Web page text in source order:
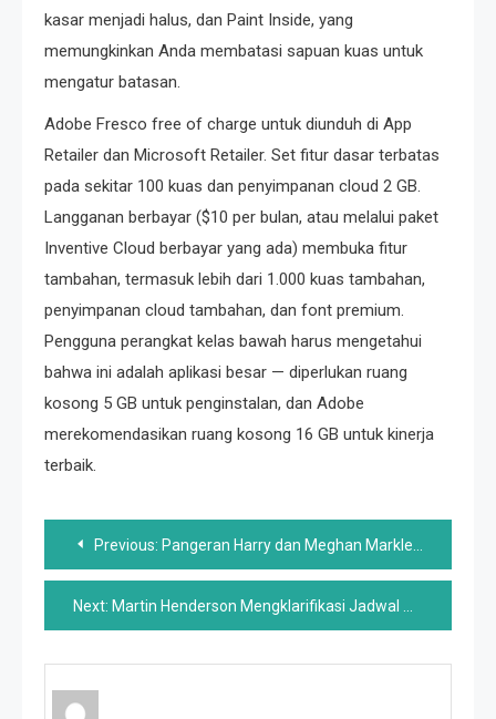
kasar menjadi halus, dan Paint Inside, yang
memungkinkan Anda membatasi sapuan kuas untuk
mengatur batasan.
Adobe Fresco free of charge untuk diunduh di App
Retailer dan Microsoft Retailer. Set fitur dasar terbatas
pada sekitar 100 kuas dan penyimpanan cloud 2 GB.
Langganan berbayar ($10 per bulan, atau melalui paket
Inventive Cloud berbayar yang ada) membuka fitur
tambahan, termasuk lebih dari 1.000 kuas tambahan,
penyimpanan cloud tambahan, dan font premium.
Pengguna perangkat kelas bawah harus mengetahui
bahwa ini adalah aplikasi besar — ​​diperlukan ruang
kosong 5 GB untuk penginstalan, dan Adobe
merekomendasikan ruang kosong 16 GB untuk kinerja
terbaik.
Post
navigation
Previous: Pangeran Harry dan Meghan Markle Mengatakan Merasa ‘Berulang Kali Tidak Beruntung’ Saat Karir Mereka Bergoyang
Next: Martin Henderson Mengklarifikasi Jadwal Movie Virgin River Usai Mengangkat Harapan Followers